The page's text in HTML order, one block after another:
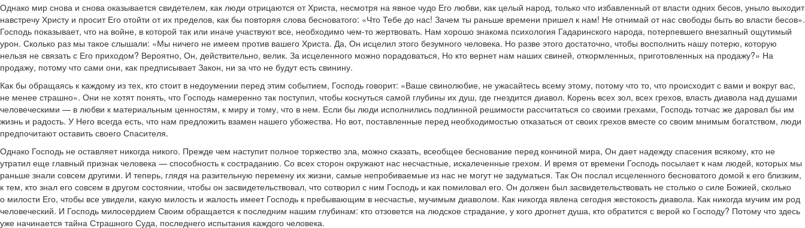
Однако мир снова и снова оказывается свидетелем, как люди отрицаются от Христа, несмотря на явное чудо Его любви, как целый народ, только что избавленный от власти одних бесов, уныло выходит
навстречу Христу и просит Его отойти от их пределов, как бы повторяя слова бесноватого: «Что Тебе до нас! Зачем ты раньше времени пришел к нам! Не отнимай от нас свободы быть во власти бесов».
Господь показывает, что на войне, в которой так или иначе участвуют все, необходимо чем-то жертвовать. Нам хорошо знакома психология Гадаринского народа, потерпевшего внезапный ощутимый
урон. Сколько раз мы такое слышали: «Мы ничего не имеем против вашего Христа. Да, Он исцелил этого безумного человека. Но разве этого достаточно, чтобы восполнить нашу потерю, которую
нельзя не связать с Его приходом? Вероятно, Он, действительно, велик. За исцеленного можно порадоваться, Но кто вернет нам наших свиней, откормленных, приготовленных на продажу?» На
продажу, потому что сами они, как предписывает Закон, ни за что не будут есть свинину.
Как бы обращаясь к каждому из тех, кто стоит в недоумении перед этим событием, Господь говорит: «Ваше свинолюбие, не ужасайтесь всему этому, потому что то, что происходит с вами и вокруг вас,
не менее страшно». Они не хотят понять, что Господь намеренно так поступил, чтобы коснуться самой глубины их душ, где гнездится диавол. Корень всех зол, всех грехов, власть диавола над душами
человеческими — в любви к материальным ценностям, к миру и тому, что в нем. Если бы люди исполнились подлинной решимости рассчитаться со своими грехами, Господь тотчас же даровал бы им
жизнь и радость. У Него всегда есть, что нам предложить взамен нашего убожества. Но вот, поставленные перед необходимостью отказаться от своих грехов вместе со своим мнимым богатством, люди
предпочитают оставить своего Спасителя.
Однако Господь не оставляет никогда никого. Прежде чем наступит полное торжество зла, можно сказать, всеобщее беснование перед кончиной мира, Он дает надежду спасения всякому, кто не
утратил еще главный признак человека — способность к состраданию. Со всех сторон окружают нас несчастные, искалеченные грехом. И время от времени Господь посылает к нам людей, которых мы
раньше знали совсем другими. И теперь, глядя на разительную перемену их жизни, самые непробиваемые из нас не могут не задуматься. Так Он послал исцеленного бесноватого домой к его близким,
к тем, кто знал его совсем в другом состоянии, чтобы он засвидетельствовал, что сотворил с ним Господь и как помиловал его. Он должен был засвидетельствовать не столько о силе Божией, сколько
о милости Его, чтобы все увидели, какую милость и жалость имеет Господь к пребывающим в несчастье, мучимым диаволом. Как никогда явлена сегодня жестокость диавола. Как никогда мучим им род
человеческий. И Господь милосердием Своим обращается к последним нашим глубинам: кто отзовется на людское страдание, у кого дрогнет душа, кто обратится с верой ко Господу? Потому что здесь
уже начинается тайна Страшного Суда, последнего испытания каждого человека.